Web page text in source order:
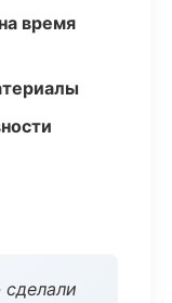
время